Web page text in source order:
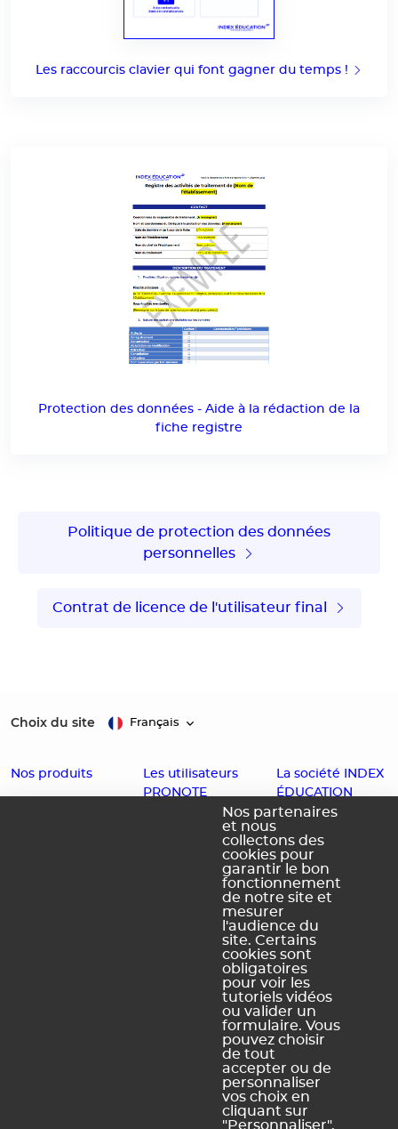
Les raccourcis clavier qui font gagner du temps !
Protection des données - Aide à la rédaction de la
fiche registre
Politique de protection des données
personnelles
Contrat de licence de l'utilisateur final
Choix du site Français
Nos produits
Les utilisateurs
PRONOTE
Enseignants
La société INDEX
ÉDUCATION
Histoire
Offres d'emploi
Contact
Accessibilité :
Partiellement
conforme
Schéma
pluriannuel
d'accessibilité
numérique
Légal produits
Nos partenaires
et nous
collectons des
cookies pour
garantir le bon
fonctionnement
de notre site et
mesurer
l'audience du
site. Certains
cookies sont
obligatoires
pour voir les
tutoriels vidéos
ou valider un
formulaire. Vous
pouvez choisir
de tout
accepter ou de
personnaliser
vos choix en
cliquant sur
"Personnaliser".